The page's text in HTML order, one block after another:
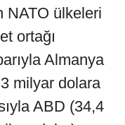
NATO ülkeleri
ortağı
Almanya
milyar dolara
ABD (34,4